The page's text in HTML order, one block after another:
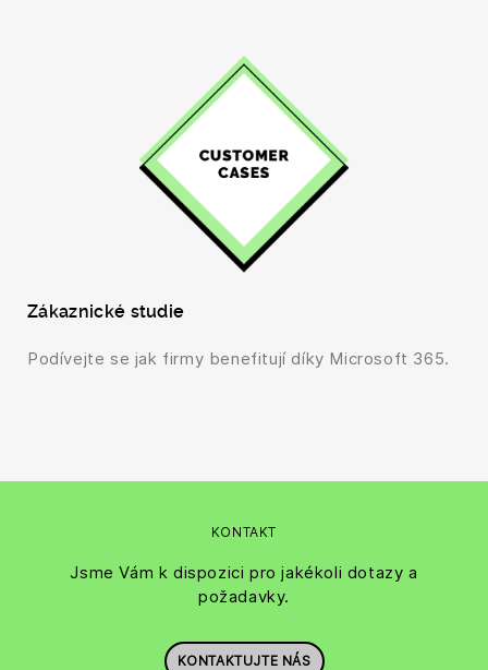
Zákaznické studie
Podívejte se jak firmy benefitují díky Microsoft 365.
KONTAKT
Jsme Vám k dispozici pro jakékoli dotazy a
požadavky.
KONTAKTUJTE NÁS